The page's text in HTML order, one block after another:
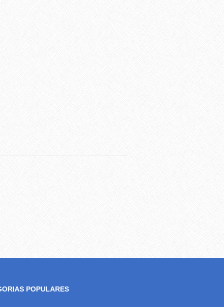
POPULARES